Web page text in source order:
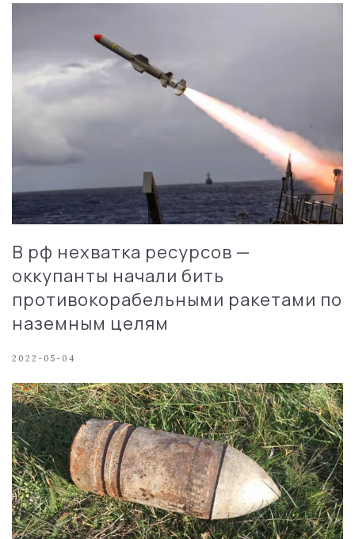
В рф нехватка ресурсов —
оккупанты начали бить
противокорабельными ракетами по
наземным целям
2022-05-04